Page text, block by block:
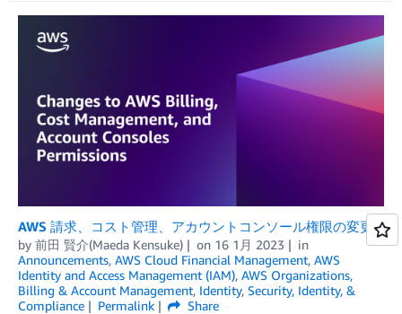
AWS 請求、コスト管理、アカウントコンソール権限の変更
by 前田 賢介(Maeda Kensuke) on 16 1月 2023
in
Announcements, AWS Cloud Financial Management, AWS
Identity and Access Management (IAM), AWS Organizations,
Billing & Account Management, Identity, Security, Identity, &
Compliance
Permalink
Share